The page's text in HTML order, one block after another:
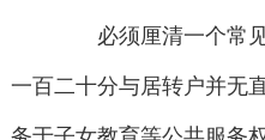
必须厘清一个常见
一百二十分与居转户并无